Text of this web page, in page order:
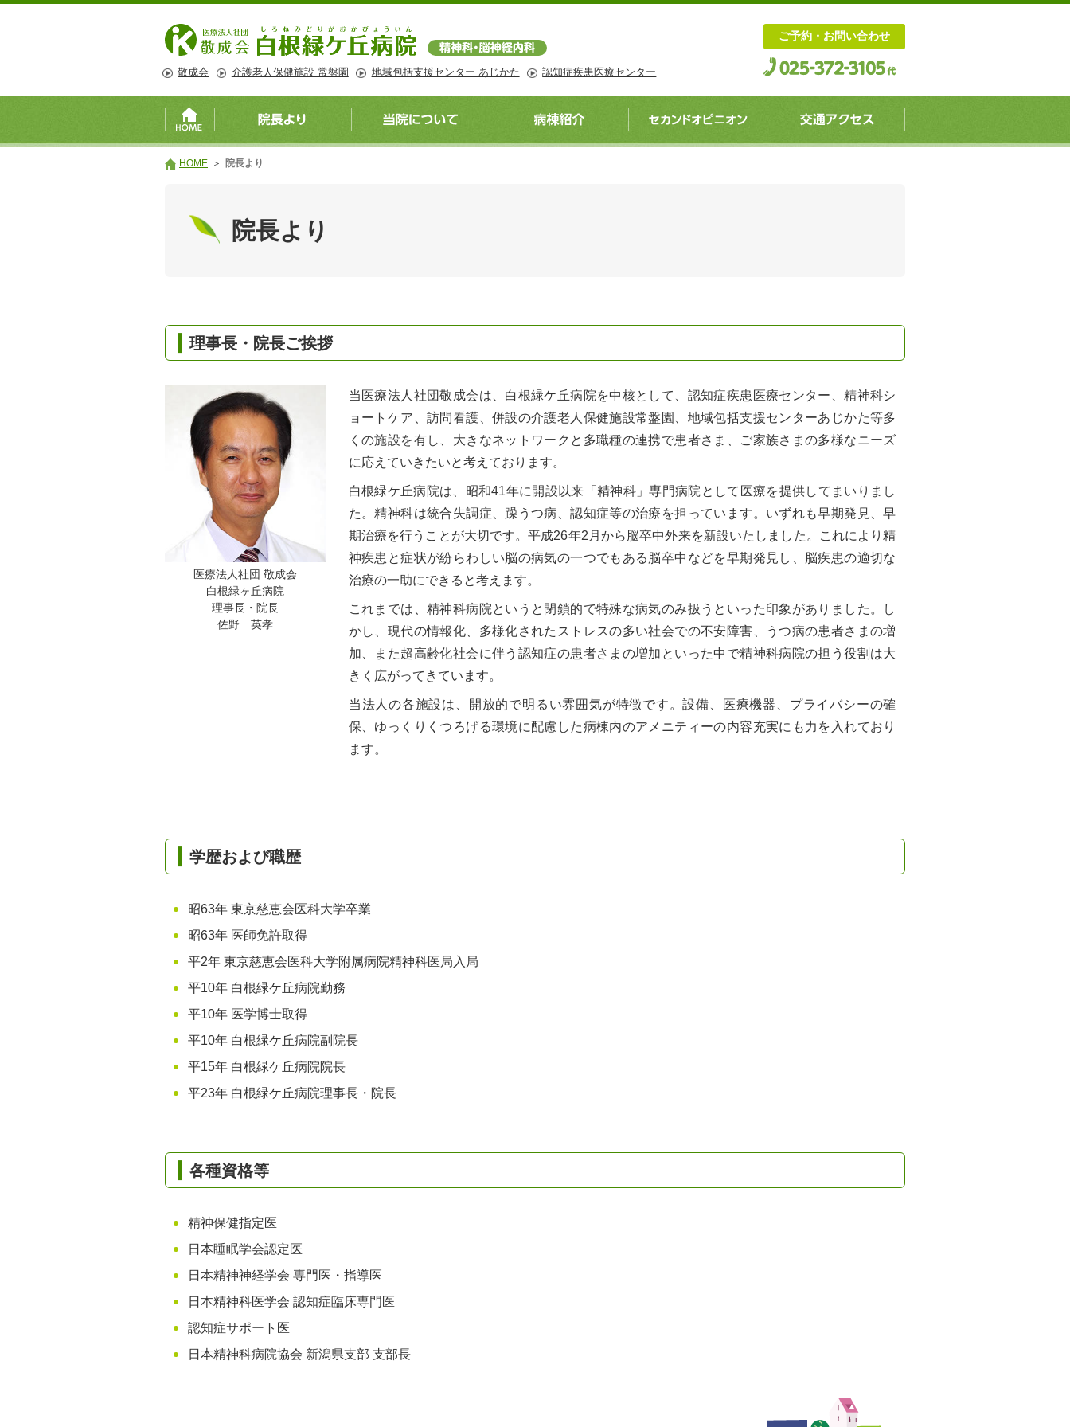
敬成会 介護老人保健施設 常盤園 地域包括支援センター あじかた 認知症疾患医療センター
ご予約・お問い合わせ
HOME 院長より
院長より
理事長・院長ご挨拶
医療法人社団 敬成会
白根緑ヶ丘病院
理事長・院長
佐野 英孝
当医療法人社団敬成会は、白根緑ケ丘病院を中核として、認知症疾患医療センター、精神科シ
ョートケア、訪問看護、併設の介護老人保健施設常盤園、地域包括支援センターあじかた等多
くの施設を有し、大きなネットワークと多職種の連携で患者さま、ご家族さまの多様なニーズ
に応えていきたいと考えております。
白根緑ケ丘病院は、昭和41年に開設以来「精神科」専門病院として医療を提供してまいりまし
た。精神科は統合失調症、躁うつ病、認知症等の治療を担っています。いずれも早期発見、早
期治療を行うことが大切です。平成26年2月から脳卒中外来を新設いたしました。これにより精
神疾患と症状が紛らわしい脳の病気の一つでもある脳卒中などを早期発見し、脳疾患の適切な
治療の一助にできると考えます。
これまでは、精神科病院というと閉鎖的で特殊な病気のみ扱うといった印象がありました。し
かし、現代の情報化、多様化されたストレスの多い社会での不安障害、うつ病の患者さまの増
加、また超高齢化社会に伴う認知症の患者さまの増加といった中で精神科病院の担う役割は大
きく広がってきています。
当法人の各施設は、開放的で明るい雰囲気が特徴です。設備、医療機器、プライバシーの確
保、ゆっくりくつろげる環境に配慮した病棟内のアメニティーの内容充実にも力を入れており
ます。
学歴および職歴
昭63年 東京慈恵会医科大学卒業
昭63年 医師免許取得
平2年 東京慈恵会医科大学附属病院精神科医局入局
平10年 白根緑ケ丘病院勤務
平10年 医学博士取得
平10年 白根緑ケ丘病院副院長
平15年 白根緑ケ丘病院院長
平23年 白根緑ケ丘病院理事長・院長
各種資格等
精神保健指定医
日本睡眠学会認定医
日本精神神経学会 専門医・指導医
日本精神科医学会 認知症臨床専門医
認知症サポート医
日本精神科病院協会 新潟県支部 支部長